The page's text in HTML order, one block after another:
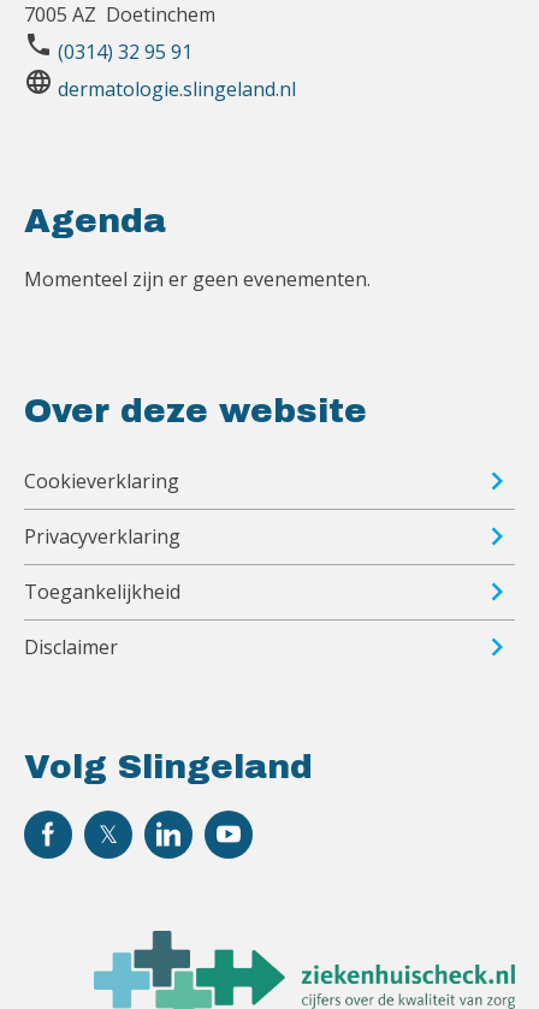
7005 AZ Doetinchem
phone (0314) 32 95 91
language dermatologie.slingeland.nl
Volg Slingeland
Agenda
Momenteel zijn er geen evenementen.
Over deze website
Cookieverklaring
Privacyverklaring
Toegankelijkheid
Disclaimer